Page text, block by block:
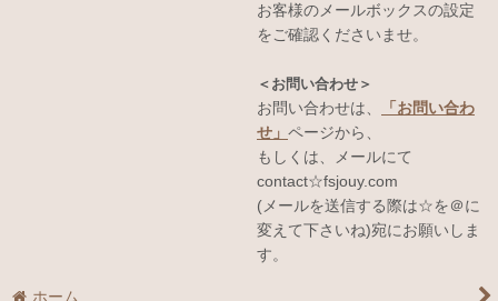
お客様のメールボックスの設定
をご確認くださいませ。
＜お問い合わせ＞
お問い合わせは、
「お問い合わ
せ」 ページから、
もしくは、メールにて
contact☆fsjouy.com
(メールを送信する際は☆を＠に
変えて下さいね)宛にお願いしま
す。
ホーム